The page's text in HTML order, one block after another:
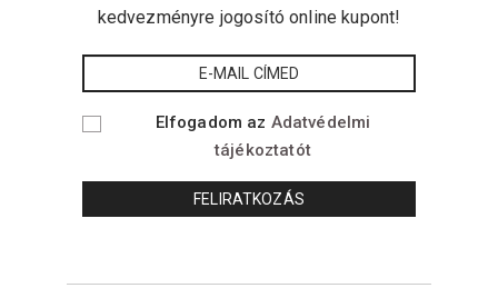
kedvezményre jogosító online kupont!
Elfogadom az Adatvédelmi
tájékoztatót